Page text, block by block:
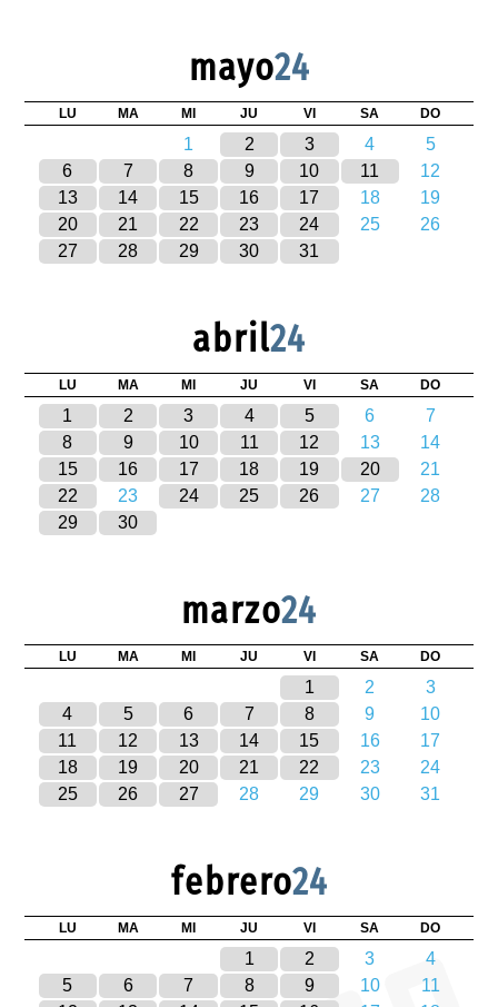
mayo24
LU MA MI JU VI SA DO
1 2 3 4
5
6
7 8 9 10 11
12
13
14 15 16 17 18
19
20
21 22 23 24 25
26
27
28 29 30 31
abril24
LU MA MI JU VI SA DO
1 2 3 4 5 6
7
8
9 10 11 12 13
14
15
16 17 18 19 20
21
22
23 24 25 26 27
28
29
30
marzo24
LU MA MI JU VI SA DO
1 2
3
4
5 6 7 8 9
10
11
12 13 14 15 16
17
18
19 20 21 22 23
24
25
26 27 28 29 30 31
febrero24
LU MA MI JU VI SA DO
1 2 3
4
5
6 7 8 9 10
11